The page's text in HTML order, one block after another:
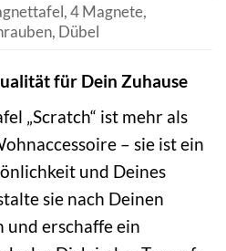
4 Magnete,
Dübel
für Dein Zuhause
„Scratch“ ist mehr als
– sie ist ein
und Deines
sie nach Deinen
und erschaffe ein